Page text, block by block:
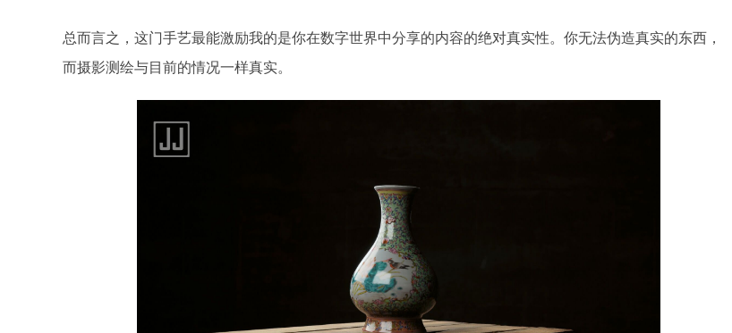
总而言之，这门手艺最能激励我的是你在数字世界中分享的内容的绝对真实性。你无法伪造真实的东西，
而摄影测绘与目前的情况一样真实。